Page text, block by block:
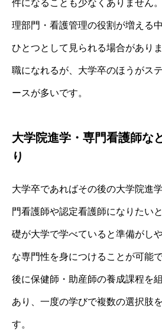
件になることも少なくありません
理部門・看護管理の役割が増える
ひとつとして見られる場合があり
職になれるが、大学卒のほうがス
ースが多いです。
大学院進学・専門看護師な
り
大学卒であればその後の大学院進
門看護師や認定看護師になりたい
礎が大学で学べていると準備がし
な専門性を身につけることが可能
後に保健師・助産師の養成課程を
あり、一度の学びで複数の選択肢
す。